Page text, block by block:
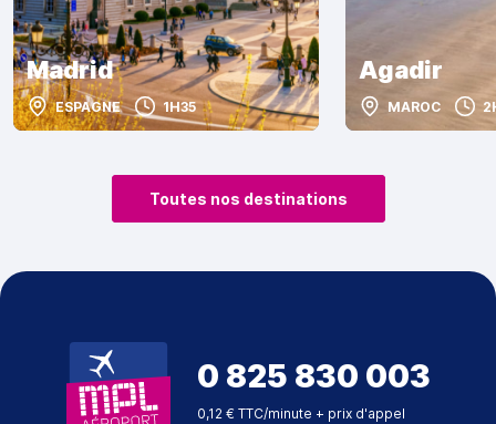
Madrid
ESPAGNE 1H35
Agadir
MAROC
Toutes nos destinations
0 825 830 003
0,12 € TTC/minute + prix d'appel